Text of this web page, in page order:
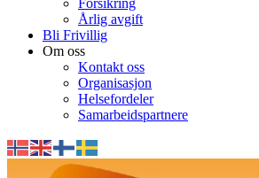
Forsikring
Årlig avgift
Bli Frivillig
Om oss
Kontakt oss
Organisasjon
Helsefordeler
Samarbeidspartnere